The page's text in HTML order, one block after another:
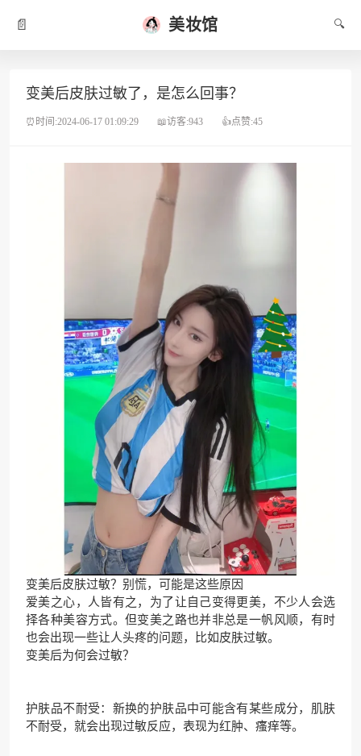
📄 美妆馆 🔍
变美后皮肤过敏了，是怎么回事？
⏰时间:2024-06-17 01:09:29 📖访客:943 👍点赞:45
变美后皮肤过敏？别慌，可能是这些原因
爱美之心，人皆有之，为了让自己变得更美，不少人会选
择各种美容方式。但变美之路也并非总是一帆风顺，有时
也会出现一些让人头疼的问题，比如皮肤过敏。
变美后为何会过敏？
护肤品不耐受：新换的护肤品中可能含有某些成分，肌肤
不耐受，就会出现过敏反应，表现为红肿、瘙痒等。